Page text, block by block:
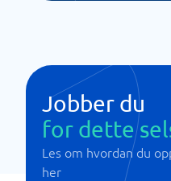
Jobber du
for dette
Les om hvordan du
her